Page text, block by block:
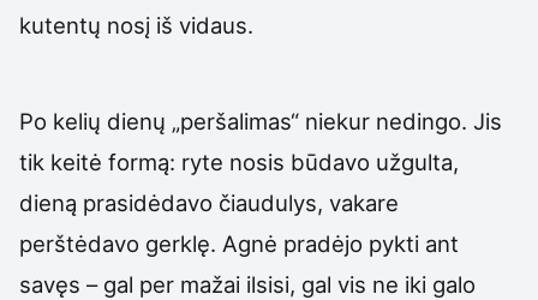
kutentų nosį iš vidaus.
Po kelių dienų „peršalimas“ niekur nedingo. Jis
tik keitė formą: ryte nosis būdavo užgulta,
dieną prasidėdavo čiaudulys, vakare
perštėdavo gerklę. Agnė pradėjo pykti ant
savęs – gal per mažai ilsisi, gal vis ne iki galo